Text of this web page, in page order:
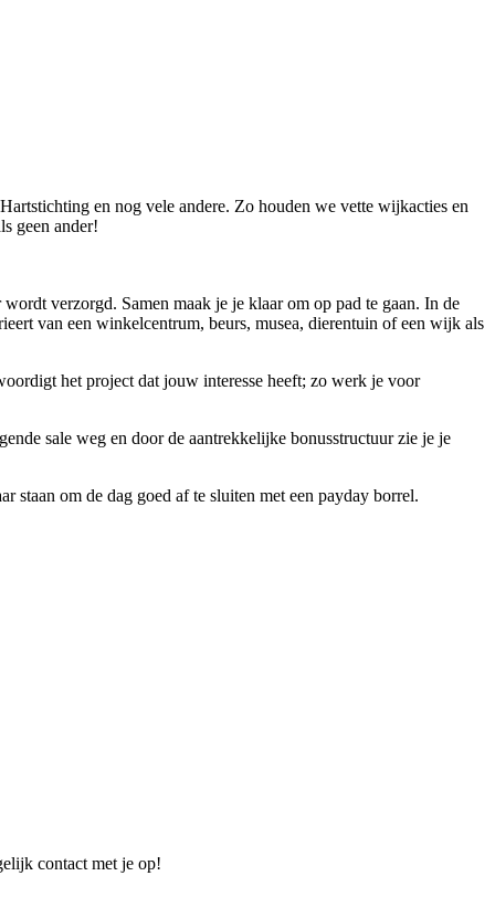
en nog vele andere. Zo houden we vette wijkacties en
geen ander!
verzorgd. Samen maak je je klaar om op pad te gaan. In de
van een winkelcentrum, beurs, musea, dierentuin of een wijk als
het project dat jouw interesse heeft; zo werk je voor
sale weg en door de aantrekkelijke bonusstructuur zie je je
staan om de dag goed af te sluiten met een payday borrel.
contact met je op!